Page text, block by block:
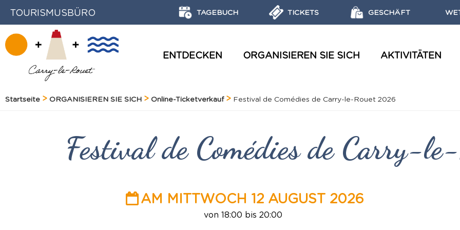
TOURISMUSBÜRO TAGEBUCH TICKETS GESCHÄFT
ENTDECKEN ORGANISIEREN SIE SICH AKTIVITÄTEN
Startseite ORGANISIEREN SIE SICH Online-Ticketverkauf Festival de Comédies de Carry-le-Rouet 2026
Festival de Comédies de Carry-
AM MITTWOCH 12 AUGUST 2026
von 18:00 bis 20:00